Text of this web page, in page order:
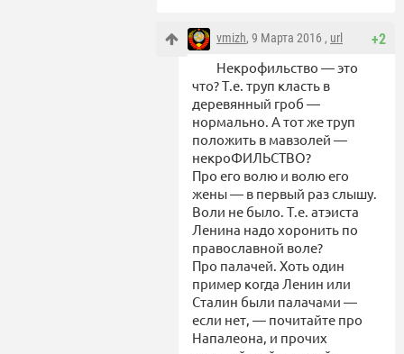
+2
vmizh, 9 Марта 2016 , url
Некрофильство — это
что? Т.е. труп класть в
деревянный гроб —
нормально. А тот же труп
положить в мавзолей —
некроФИЛЬСТВО?
Про его волю и волю его
жены — в первый раз слышу.
Воли не было. Т.е. атэиста
Ленина надо хоронить по
православной воле?
Про палачей. Хоть один
пример когда Ленин или
Сталин были палачами —
если нет, — почитайте про
Напалеона, и прочих